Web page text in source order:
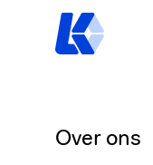
Over ons